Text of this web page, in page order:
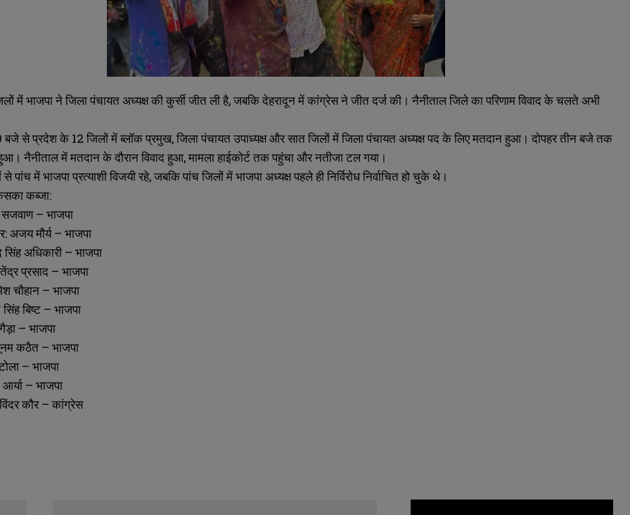
में भाजपा ने जिला पंचायत अध्यक्ष की कुर्सी जीत ली है, जबकि देहरादून में कांग्रेस ने जीत दर्ज की। नैनीताल जिले का परिणाम विवाद के चलते अभी
बजे से प्रदेश के 12 जिलों में ब्लॉक प्रमुख, जिला पंचायत उपाध्यक्ष और सात जिलों में जिला पंचायत अध्यक्ष पद के लिए मतदान हुआ। दोपहर तीन बजे तक
नैनीताल में मतदान के दौरान विवाद हुआ, मामला हाईकोर्ट तक पहुंचा और नतीजा टल गया।
पांच में भाजपा प्रत्याशी विजयी रहे, जबकि पांच जिलों में भाजपा अध्यक्ष पहले ही निर्विरोध निर्वाचित हो चुके थे।
कब्जा:
सजवाण – भाजपा
अजय मौर्य – भाजपा
अधिकारी – भाजपा
प्रसाद – भाजपा
चौहान – भाजपा
बिष्ट – भाजपा
– भाजपा
कठैत – भाजपा
– भाजपा
आर्या – भाजपा
कौर – कांग्रेस